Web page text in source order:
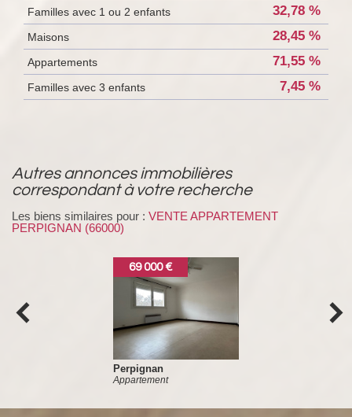
Familles avec 1 ou 2 enfants 32,78 %
Maisons 28,45 %
Appartements 71,55 %
Familles avec 3 enfants 7,45 %
autres annonces immobilières
correspondant à votre recherche
Les biens similaires pour : VENTE APPARTEMENT
PERPIGNAN (66000)
69 000 €
Perpignan
Appartement